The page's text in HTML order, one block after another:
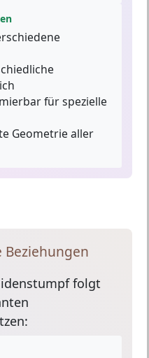
für spezielle
Geometrie aller
Beziehungen
folgt